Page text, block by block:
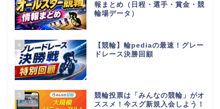
報まとめ（日程・選手・賞金・競
輪場データ）
4
【競輪】輪pediaの最速！グレー
ドレース決勝回顧
5
競輪投票は「みんなの競輪」がオ
ススメ！今スグ新規入会しよう！